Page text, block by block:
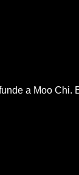
a Moo Chi.